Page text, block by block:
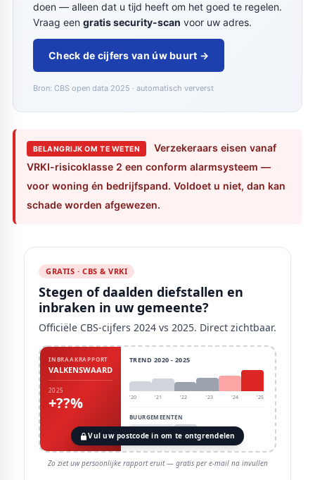
doen — alleen dat u tijd heeft om het goed te regelen.
Vraag een gratis security-scan voor uw adres.
Check de cijfers van úw buurt →
Bron: CBS open data 2025 · automatisch ververst
BELANGRIJK OM TE WETEN
Verzekeraars eisen vanaf
VRKI-risicoklasse 2 een conform alarmsysteem —
voor woning én bedrijfspand. Voldoet u niet, dan kan
schade worden afgewezen.